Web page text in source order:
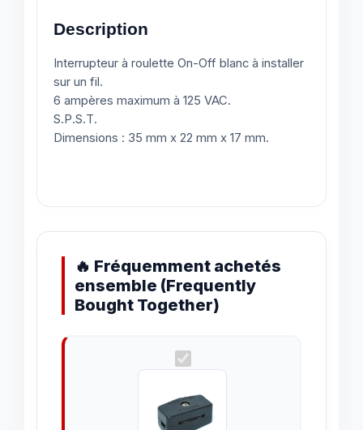
Description
Interrupteur à roulette On-Off blanc à installer
sur un fil.
6 ampères maximum à 125 VAC.
S.P.S.T.
Dimensions : 35 mm x 22 mm x 17 mm.
🔥 Fréquemment achetés
ensemble (Frequently
Bought Together)